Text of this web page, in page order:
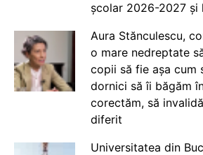
școlar 2026-2027 și
Aura Stănculescu,
o mare nedreptate
copii să fie așa cum
dornici să îi băgăm
corectăm, să
diferit
Universitatea din